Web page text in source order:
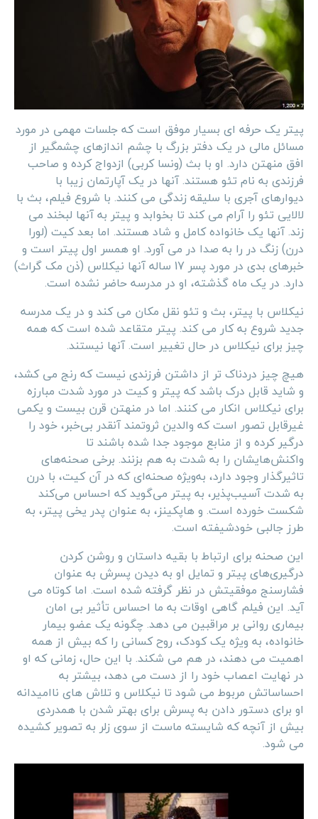
پیتر یک حرفه ای بسیار موفق است که جلسات مهمی در مورد
مسائل مالی در یک دفتر بزرگ با چشم اندازهای چشمگیر از
افق منهتن دارد. او با بث (ونسا کربی) ازدواج کرده و صاحب
فرزندی به نام تئو هستند. آنها در یک آپارتمان زیبا با
دیوارهای آجری با سلیقه زندگی می کنند. با شروع فیلم، بث با
لالایی تئو را آرام می کند تا بخوابد و پیتر به آنها لبخند می
زند. آنها یک خانواده کامل و شاد هستند. اما بعد کیت (لورا
درن) زنگ در را به صدا در می آورد. او همسر اول پیتر است و
خبرهای بدی در مورد پسر 17 ساله آنها نیکلاس (ذن مک گراث)
دارد. در یک ماه گذشته، او در مدرسه حاضر نشده است.
نیکلاس با پیتر، بث و تئو نقل مکان می کند و در یک مدرسه
جدید شروع به کار می کند. پیتر متقاعد شده است که همه
چیز برای نیکلاس در حال تغییر است. آنها نیستند.
هیچ چیز دردناک تر از داشتن فرزندی نیست که رنج می کشد،
و شاید قابل درک باشد که پیتر و کیت در مورد شدت مبارزه
برای نیکلاس انکار می کنند. اما در منهتن قرن بیست و یکمی
غیرقابل تصور است که والدین ثروتمند آنقدر بی‌خبر، خود را
درگیر کرده و از منابع موجود جدا شده باشند تا
واکنش‌هایشان را به شدت به هم بزنند. برخی صحنه‌های
تاثیرگذار وجود دارد، به‌ویژه صحنه‌ای که در آن کیت، با درن
به شدت آسیب‌پذیر، به پیتر می‌گوید که احساس می‌کند
شکست خورده است. و هاپکینز، به عنوان پدر یخی پیتر، به
طرز جالبی خودشیفته است.
این صحنه برای ارتباط با بقیه داستان و روشن کردن
درگیری‌های پیتر و تمایل او به دیدن پسرش به عنوان
فشارسنج موفقیتش در نظر گرفته شده است. اما کوتاه می
آید. این فیلم گاهی اوقات به ما احساس تأثیر بی امان
بیماری روانی بر مراقبین می دهد. چگونه یک عضو بیمار
خانواده، به ویژه یک کودک، روح کسانی را که بیش از همه
اهمیت می دهند، در هم می شکند. با این حال، زمانی که او
در نهایت اعصاب خود را از دست می دهد، بیشتر به
احساساتش مربوط می شود تا نیکلاس و تلاش های ناامیدانه
او برای دستور دادن به پسرش برای بهتر شدن با همدردی
بیش از آنچه که شایسته ماست از سوی زلر به تصویر کشیده
می شود.